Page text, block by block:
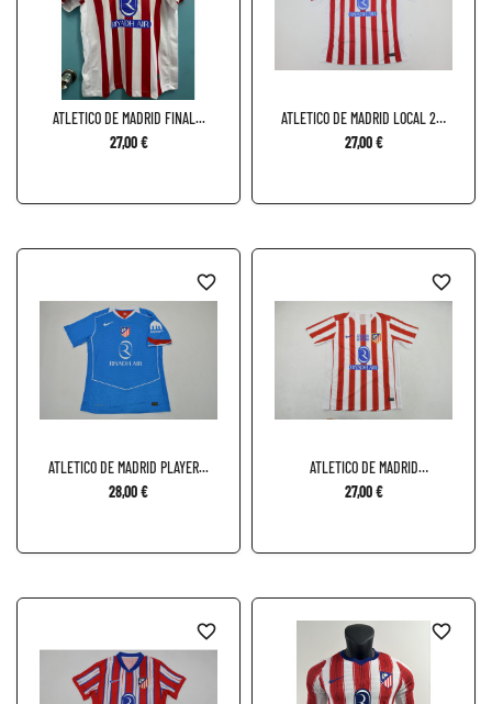
ATLETICO DE MADRID FINAL...
27,00 €
ATLETICO DE MADRID LOCAL 25-
26
27,00 €
ATLETICO DE MADRID PLAYER...
28,00 €
favorite_border
ATLETICO DE MADRID
ESPECIAL...
27,00 €
favorite_border
favorite_border favorite_border